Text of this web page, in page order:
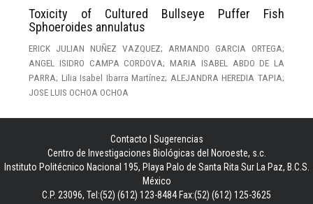
Toxicity of Cultured Bullseye Puffer Fish
Sphoeroides annulatus
ERICK JULIAN NUÑEZ VAZQUEZ; ARMANDO GARCIA ORTEGA;
ANGEL ISIDRO CAMPA CORDOVA; MARIA ISABEL ABDO DE LA
PARRA; Lilia Isabel Ibarra Martínez; ALEJANDRA HEREDIA TAPIA;
JOSE LUIS OCHOA OCHOA
Contacto
Sugerencias
Centro de Investigaciones Biológicas del Noroeste, s.c.
Instituto Politécnico Nacional 195, Playa Palo de Santa Rita Sur La Paz, B.C.S.
México
C.P. 23096, Tel:(52) (612) 123-8484 Fax:(52) (612) 125-3625